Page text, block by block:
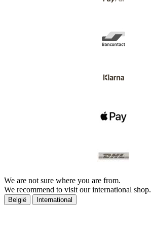
We are not sure where you are from.
We recommend to visit our international shop.
België International